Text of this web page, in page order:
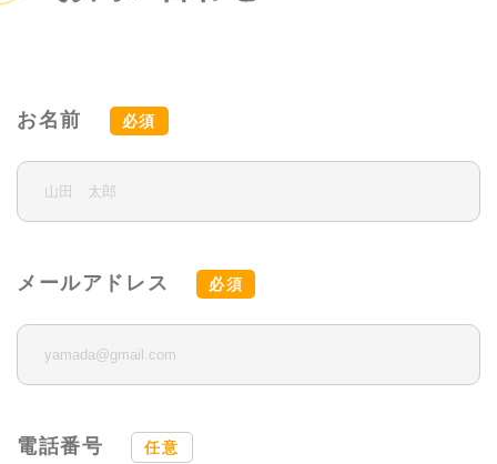
お名前 必須
メールアドレス 必須
電話番号 任意